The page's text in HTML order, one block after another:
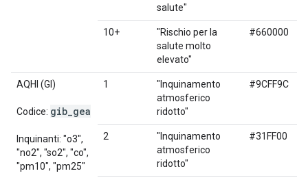
salute"
10+
"Rischio per la
salute molto
elevato"
#660000
AQHI (GI)
Codice: gib gea
Inquinanti: "o3",
"no2", "so2", "co",
"pm10", "pm25"
1
"Inquinamento
atmosferico
ridotto"
#9CFF9C
2
"Inquinamento
atmosferico
ridotto"
#31FF00